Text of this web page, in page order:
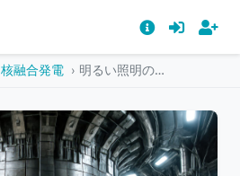
核融合発電 明るい照明の核融合炉施設